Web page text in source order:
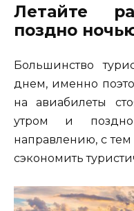
Летайте
поздно
Большинство
днем, именно
на авиабилеты
утром и
направлению, с
сэкономить